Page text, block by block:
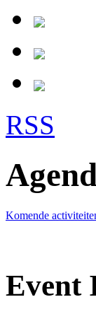
RSS
Komende
Event